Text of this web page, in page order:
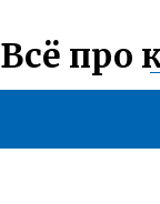
Всё про